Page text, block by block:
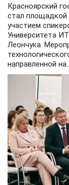
Красноярский
стал площадкой
участием
Университета
Леончука.
направленной